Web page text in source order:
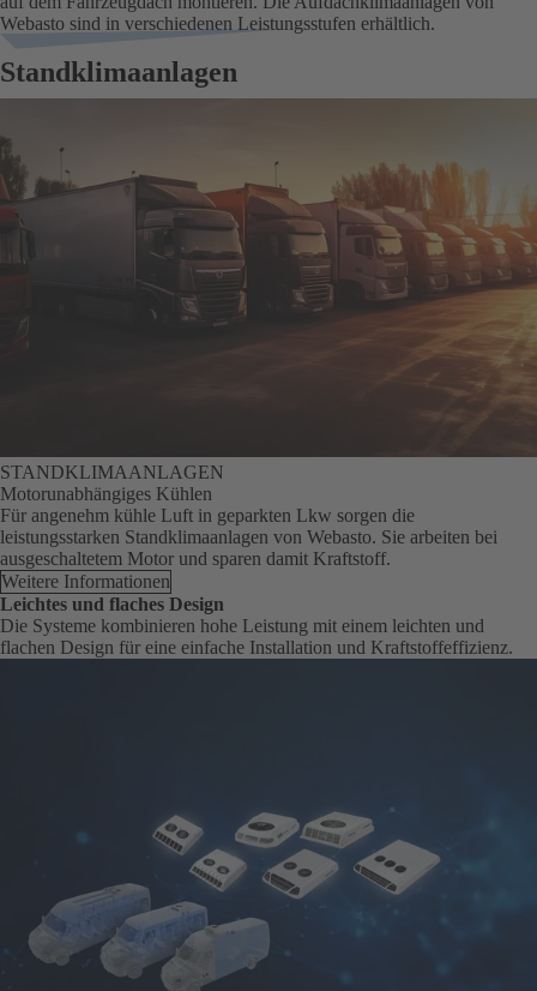
Webasto sind in verschiedenen Leistungsstufen erhältlich.
Standklimaanlagen
STANDKLIMAANLAGEN
Motorunabhängiges Kühlen
Für angenehm kühle Luft in geparkten Lkw sorgen die
leistungsstarken Standklimaanlagen von Webasto. Sie arbeiten bei
ausgeschaltetem Motor und sparen damit Kraftstoff.
Weitere Informationen
Leichtes und flaches Design
Die Systeme kombinieren hohe Leistung mit einem leichten und
flachen Design für eine einfache Installation und Kraftstoffeffizienz.